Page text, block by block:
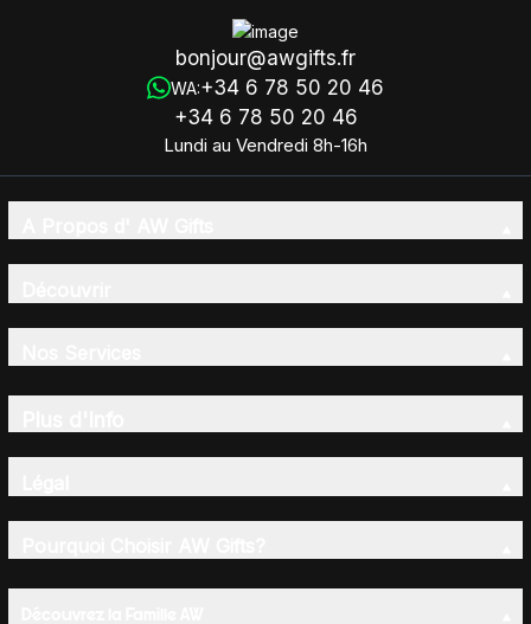
bonjour@awgifts.fr
WA:+34 6 78 50 20 46
+34 6 78 50 20 46
Lundi au Vendredi 8h-16h